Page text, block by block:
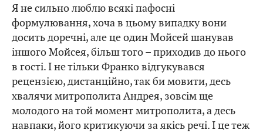
Я не сильно люблю всякі пафосні
формулювання, хоча в цьому випадку вони
досить доречні, але це один Мойсей шанував
іншого Мойсея, більш того – приходив до нього
в гості. І не тільки Франко відгукувався
рецензією, дистанційно, так би мовити, десь
хвалячи митрополита Андрея, зовсім ще
молодого на той момент митрополита, а десь
навпаки, його критикуючи за якісь речі. І це теж